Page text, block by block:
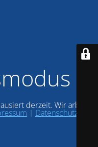
derzeit. Wir arbeiten
| Datenschutz